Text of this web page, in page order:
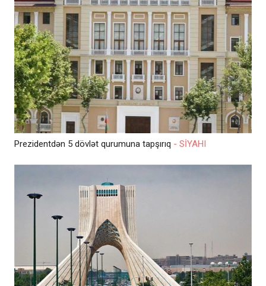
Prezidentdən 5 dövlət qurumuna tapşırıq - SİYAHI